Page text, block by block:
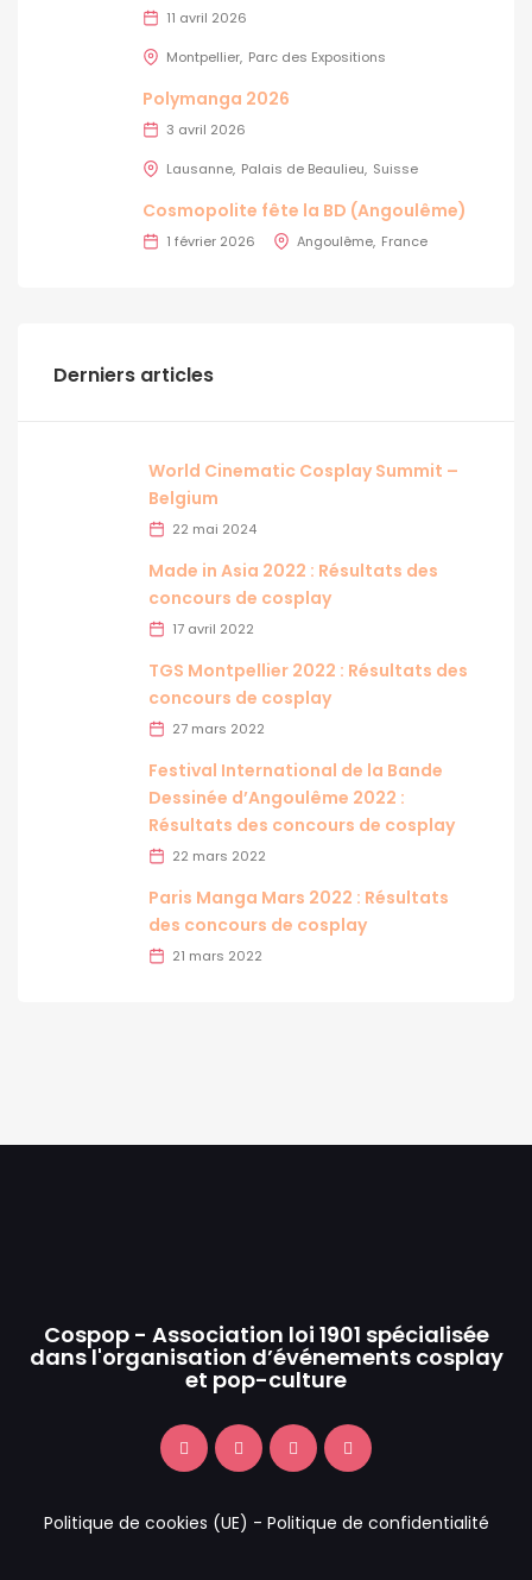
11 avril 2026
Montpellier Parc des Expositions
Polymanga 2026
3 avril 2026
Lausanne Palais de Beaulieu Suisse
Cosmopolite fête la BD (Angoulême)
1 février 2026 Angoulême France
Derniers articles
World Cinematic Cosplay Summit –
Belgium
22 mai 2024
Made in Asia 2022 : Résultats des
concours de cosplay
17 avril 2022
TGS Montpellier 2022 : Résultats des
concours de cosplay
27 mars 2022
Festival International de la Bande
Dessinée d’Angoulême 2022 :
Résultats des concours de cosplay
22 mars 2022
Paris Manga Mars 2022 : Résultats
des concours de cosplay
21 mars 2022
Cospop - Association loi 1901 spécialisée
dans l'organisation d’événements cosplay
et pop-culture
Politique de cookies (UE) - Politique de confidentialité